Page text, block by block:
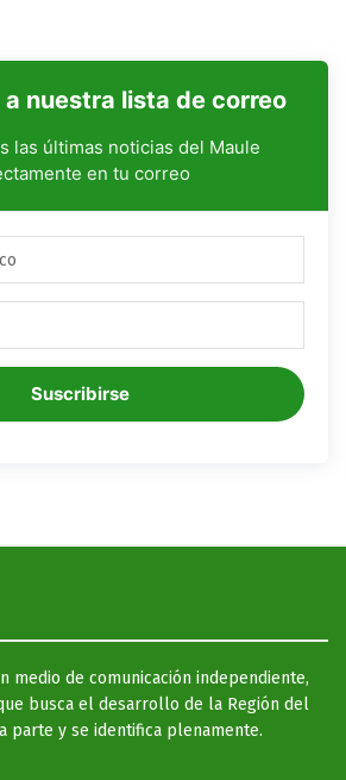
nuestra lista de correo
las últimas noticias del Maule
en tu correo
Suscribirse
medio de comunicación independiente,
busca el desarrollo de la Región del
parte y se identifica plenamente.